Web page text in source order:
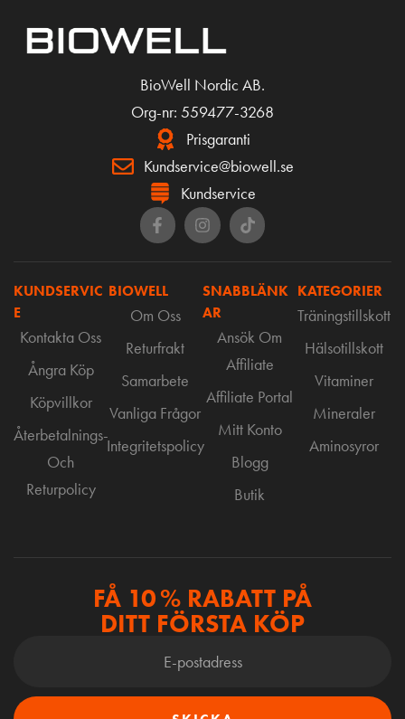
BioWell Nordic AB.
Org-nr: 559477-3268
Prisgaranti
Kundservice@biowell.se
Kundservice
KUNDSERVIC
E
Kontakta Oss
Ångra Köp
Köpvillkor
Återbetalnings-
Och
Returpolicy
BIOWELL
Om Oss
Returfrakt
Samarbete
Vanliga Frågor
Integritetspolicy
SNABBLÄNK
AR
Ansök Om
Affiliate
Affiliate Portal
Mitt Konto
Blogg
Butik
KATEGORIER
Träningstillskott
Hälsotillskott
Vitaminer
Mineraler
Aminosyror
FÅ 10 % RABATT PÅ
DITT FÖRSTA KÖP